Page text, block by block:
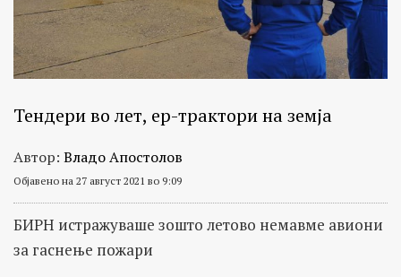
на
теми
како
транспарентност
на
злоупотреби,
мито,
корупција
и
криминал,
Тендери во лет, ер-трактори на земја
Автор: Владо Апостолов
Објавено на 27 август 2021 во 9:09
БИРН истражуваше зошто летово немавме авиони
за гаснење пожари